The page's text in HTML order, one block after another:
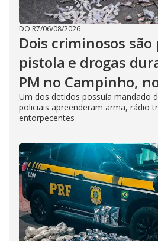
DO R7/06/08/2026
Dois criminosos são
pistola e drogas
PM no Campinho,
Um dos detidos possuía mandado
policiais apreenderam arma, rádio
entorpecentes